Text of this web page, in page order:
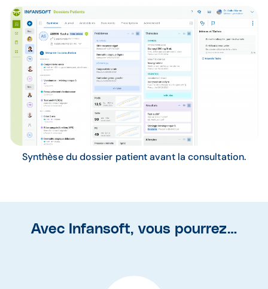
Synthèse du dossier patient avant la consultation.
Avec Infansoft, vous pourrez…